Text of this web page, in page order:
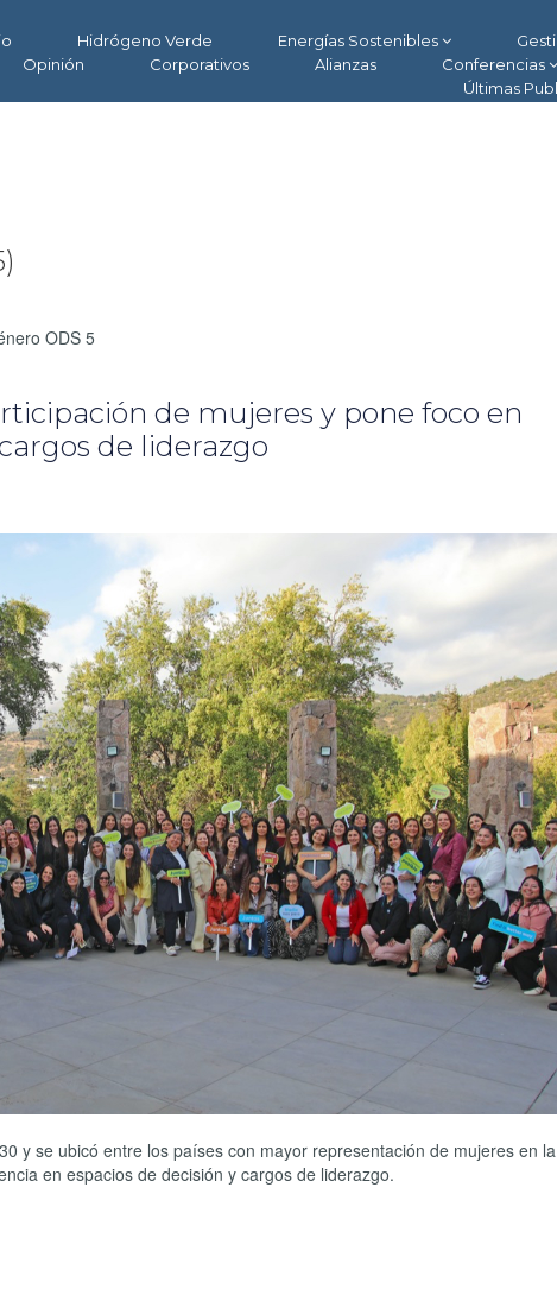
Hidrógeno Verde Energías Sostenibles
Opinión
Corporativos Alianzas Conferencias
Últimas
ODS 5
de mujeres y pone foco en
de liderazgo
y se ubicó entre los países con mayor representación de mujeres en
en espacios de decisión y cargos de liderazgo.